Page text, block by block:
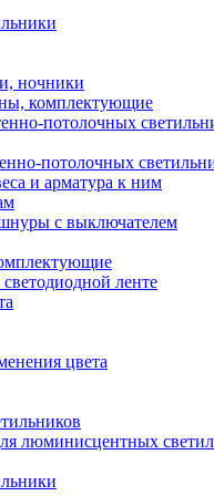
ночники
комплектующие
потолочных
потолочных
и арматура к ним
с выключателем
ленте
цвета
люминисцентных